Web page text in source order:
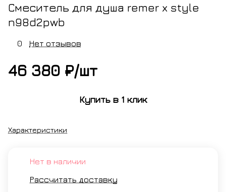
Смеситель для душа remer x style
n98d2pwb
0 Нет отзывов
46 380 ₽/шт
Купить в 1 клик
Характеристики
Нет в наличии
Рассчитать доставку